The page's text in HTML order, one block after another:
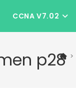
CCNA V7.02
p28 >